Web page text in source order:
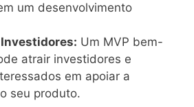
um desenvolvimento
Um MVP bem-
atrair investidores e
em apoiar a
seu produto.